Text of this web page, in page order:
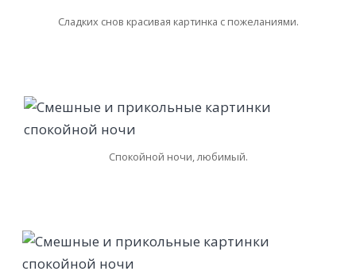
Сладких снов красивая картинка с пожеланиями.
Спокойной ночи, любимый.